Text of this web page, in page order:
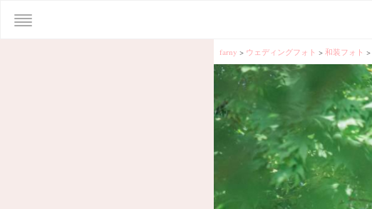
farny > ウェディングフォト > 和装フォト >